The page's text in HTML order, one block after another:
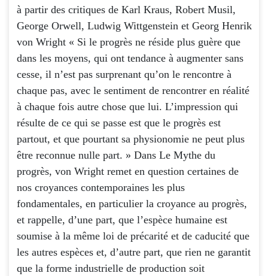
à partir des critiques de Karl Kraus, Robert Musil,
George Orwell, Ludwig Wittgenstein et Georg Henrik
von Wright « Si le progrès ne réside plus guère que
dans les moyens, qui ont tendance à augmenter sans
cesse, il n’est pas surprenant qu’on le rencontre à
chaque pas, avec le sentiment de rencontrer en réalité
à chaque fois autre chose que lui. L’impression qui
résulte de ce qui se passe est que le progrès est
partout, et que pourtant sa physionomie ne peut plus
être reconnue nulle part. » Dans Le Mythe du
progrès, von Wright remet en question certaines de
nos croyances contemporaines les plus
fondamentales, en particulier la croyance au progrès,
et rappelle, d’une part, que l’espèce humaine est
soumise à la même loi de précarité et de caducité que
les autres espèces et, d’autre part, que rien ne garantit
que la forme industrielle de production soit